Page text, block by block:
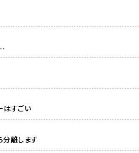
はすごい
分離します